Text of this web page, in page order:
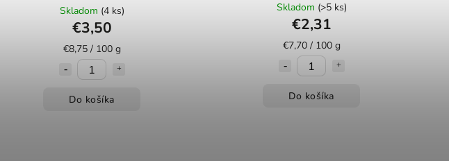
Skladom (4 ks)
€3,50
€8,75 / 100 g
Do košíka
Skladom (>5 ks)
€2,31
€7,70 / 100 g
Do košíka